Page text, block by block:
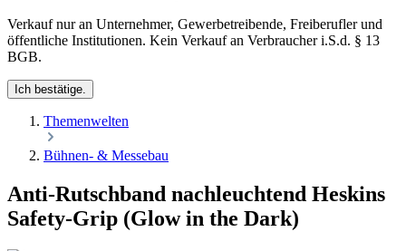
Verkauf nur an Unternehmer, Gewerbetreibende, Freiberufler und
öffentliche Institutionen. Kein Verkauf an Verbraucher i.S.d. § 13
BGB.
Ich bestätige.
Themenwelten
Bühnen- & Messebau
Anti-Rutschband nachleuchtend Heskins
Safety-Grip (Glow in the Dark)